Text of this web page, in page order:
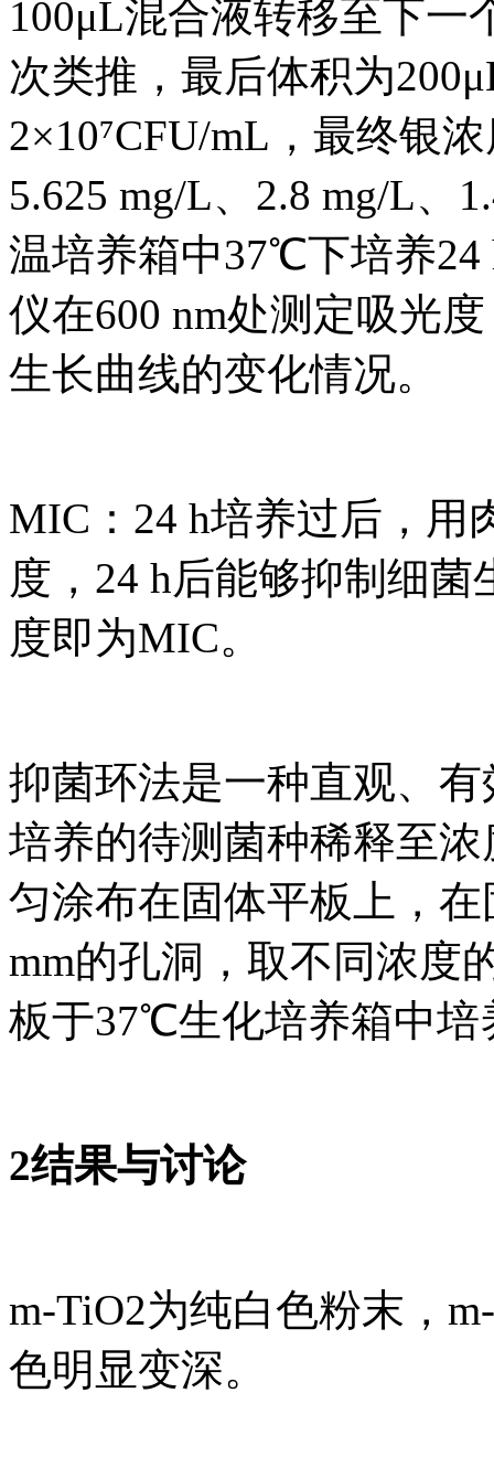
100μL混合液转移至下一
次类推，最后体积为
2×10⁷CFU/mL，最终银
5.625 mg/L、2.8 mg/L、
温培养箱中37℃下培养24
仪在600 nm处测定吸光
生长曲线的变化情况。
MIC：24 h培养过后，用
度，24 h后能够抑制细
度即为MIC。
抑菌环法是一种直观、
培养的待测菌种稀释至浓
匀涂布在固体平板上，
mm的孔洞，取不同浓度
板于37℃生化培养箱中培
2结果与讨论
m-TiO2为纯白色粉末，
色明显变深。